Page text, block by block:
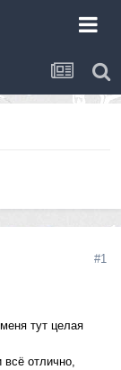
#1
тут целая
всё отлично,